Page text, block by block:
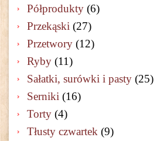
Półprodukty (6)
Przekąski (27)
Przetwory (12)
Ryby (11)
Sałatki, surówki i pasty (25)
Serniki (16)
Torty (4)
Tłusty czwartek (9)